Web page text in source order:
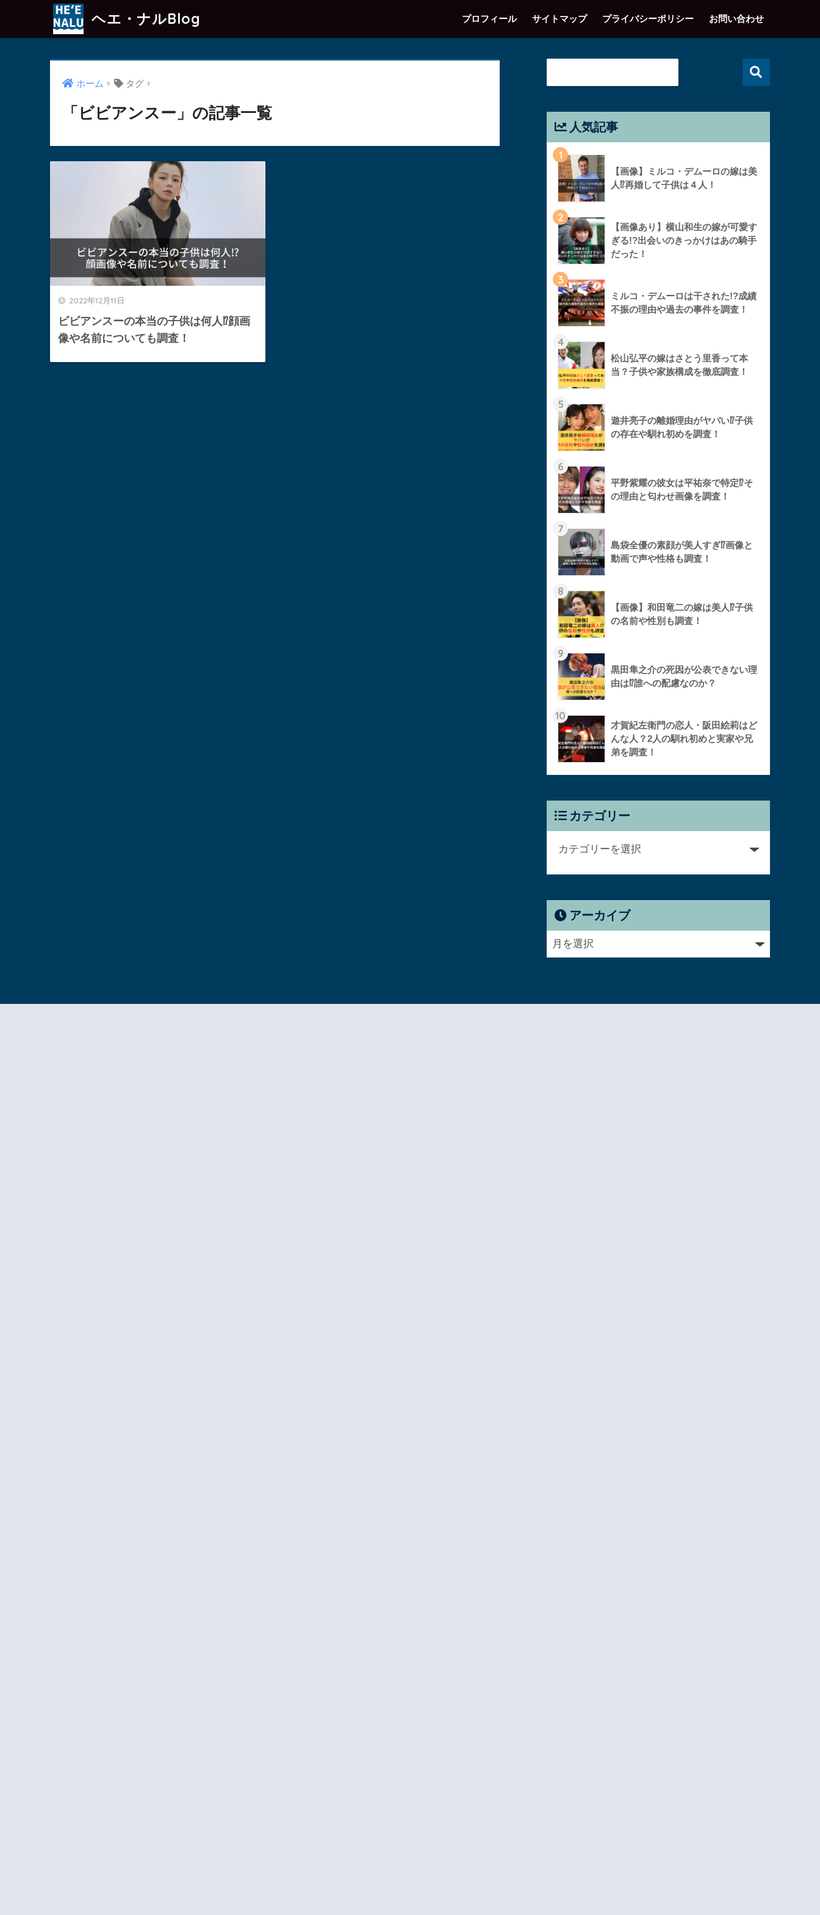
ヘエ・ナルBlog プロフィール サイトマップ プライバシーポリシー お問い合わせ
ホーム タグ
「ビビアンスー」の記事一覧
2022年12月11日
ビビアンスーの本当の子供は何人⁉︎顔画
像や名前についても調査！
人気記事
1
【画像】ミルコ・デムーロの嫁は美
人⁉︎再婚して子供は４人！
2
【画像あり】横山和生の嫁が可愛す
ぎる!?出会いのきっかけはあの騎手
だった！
3
ミルコ・デムーロは干された!?成績
不振の理由や過去の事件を調査！
4
松山弘平の嫁はさとう里香って本
当？子供や家族構成を徹底調査！
5
遊井亮子の離婚理由がヤバい⁉︎子供
の存在や馴れ初めを調査！
6
平野紫耀の彼女は平祐奈で特定⁉︎そ
の理由と匂わせ画像を調査！
7
島袋全優の素顔が美人すぎ⁉︎画像と
動画で声や性格も調査！
8
【画像】和田竜二の嫁は美人⁉︎子供
の名前や性別も調査！
9
黒田隼之介の死因が公表できない理
由は⁉︎誰への配慮なのか？
10
才賀紀左衛門の恋人・阪田絵莉はど
んな人？2人の馴れ初めと実家や兄
弟を調査！
カテゴリー
アーカイブ